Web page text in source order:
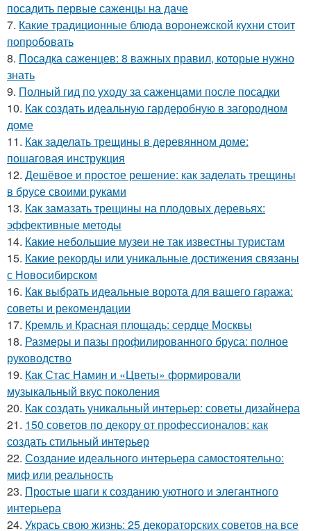
посадить первые саженцы на даче
7. Какие традиционные блюда воронежской кухни стоит
попробовать
8. Посадка саженцев: 8 важных правил, которые нужно
знать
9. Полный гид по уходу за саженцами после посадки
10. Как создать идеальную гардеробную в загородном
доме
11. Как заделать трещины в деревянном доме:
пошаговая инструкция
12. Дешёвое и простое решение: как заделать трещины
в брусе своими руками
13. Как замазать трещины на плодовых деревьях:
эффективные методы
14. Какие небольшие музеи не так известны туристам
15. Какие рекорды или уникальные достижения связаны
с Новосибирском
16. Как выбрать идеальные ворота для вашего гаража:
советы и рекомендации
17. Кремль и Красная площадь: сердце Москвы
18. Размеры и пазы профилированного бруса: полное
руководство
19. Как Стас Намин и «Цветы» формировали
музыкальный вкус поколения
20. Как создать уникальный интерьер: советы дизайнера
21. 150 советов по декору от профессионалов: как
создать стильный интерьер
22. Создание идеального интерьера самостоятельно:
миф или реальность
23. Простые шаги к созданию уютного и элегантного
интерьера
24. Укрась свою жизнь: 25 декораторских советов на все